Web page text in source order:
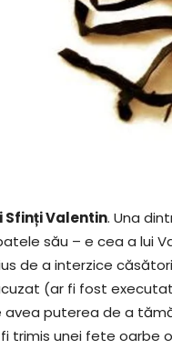
Sfinți Valentin. Una
său – e cea a lui
de a interzice
(ar fi fost
avea puterea de a
trimis unei fete oarbe